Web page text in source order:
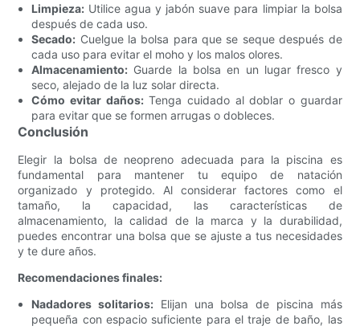
Limpieza: Utilice agua y jabón suave para limpiar la bolsa
después de cada uso.
Secado: Cuelgue la bolsa para que se seque después de
cada uso para evitar el moho y los malos olores.
Almacenamiento: Guarde la bolsa en un lugar fresco y
seco, alejado de la luz solar directa.
Cómo evitar daños:Tenga cuidado al doblar o guardar
para evitar que se formen arrugas o dobleces.
Conclusión
Elegir la bolsa de neopreno adecuada para la piscina es
fundamental para mantener tu equipo de natación
organizado y protegido. Al considerar factores como el
tamaño, la capacidad, las características de
almacenamiento, la calidad de la marca y la durabilidad,
puedes encontrar una bolsa que se ajuste a tus necesidades
y te dure años.
Recomendaciones finales:
Nadadores solitarios:Elijan una bolsa de piscina más
pequeña con espacio suficiente para el traje de baño, las